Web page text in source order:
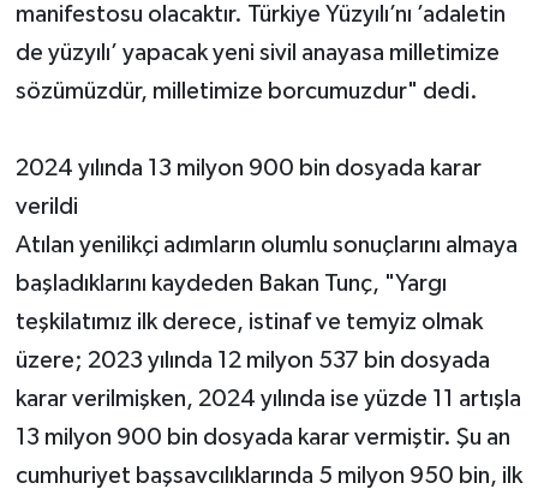
manifestosu olacaktır. Türkiye Yüzyılı’nı ’adaletin
de yüzyılı’ yapacak yeni sivil anayasa milletimize
sözümüzdür, milletimize borcumuzdur" dedi.
2024 yılında 13 milyon 900 bin dosyada karar
verildi
Atılan yenilikçi adımların olumlu sonuçlarını almaya
başladıklarını kaydeden Bakan Tunç, "Yargı
teşkilatımız ilk derece, istinaf ve temyiz olmak
üzere; 2023 yılında 12 milyon 537 bin dosyada
karar verilmişken, 2024 yılında ise yüzde 11 artışla
13 milyon 900 bin dosyada karar vermiştir. Şu an
cumhuriyet başsavcılıklarında 5 milyon 950 bin, ilk